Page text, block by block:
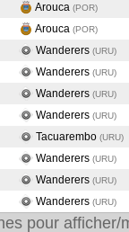
Arouca (POR)
Arouca (POR)
Wanderers (URU)
Wanderers (URU)
Wanderers (URU)
Wanderers (URU)
Tacuarembo (URU)
Wanderers (URU)
Wanderers (URU)
Wanderers (URU)
pour